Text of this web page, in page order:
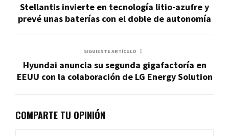
Stellantis invierte en tecnología litio-azufre y
prevé unas baterías con el doble de autonomía
SIGUIENTE ARTÍCULO
Hyundai anuncia su segunda gigafactoría en
EEUU con la colaboración de LG Energy Solution
COMPARTE TU OPINIÓN